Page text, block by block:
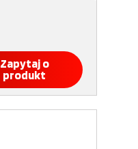
Zapytaj o
produkt